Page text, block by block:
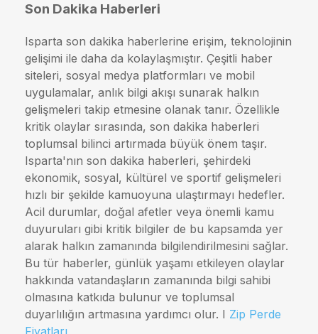
Son Dakika Haberleri
Isparta son dakika haberlerine erişim, teknolojinin
gelişimi ile daha da kolaylaşmıştır. Çeşitli haber
siteleri, sosyal medya platformları ve mobil
uygulamalar, anlık bilgi akışı sunarak halkın
gelişmeleri takip etmesine olanak tanır. Özellikle
kritik olaylar sırasında, son dakika haberleri
toplumsal bilinci artırmada büyük önem taşır.
Isparta'nın son dakika haberleri, şehirdeki
ekonomik, sosyal, kültürel ve sportif gelişmeleri
hızlı bir şekilde kamuoyuna ulaştırmayı hedefler.
Acil durumlar, doğal afetler veya önemli kamu
duyuruları gibi kritik bilgiler de bu kapsamda yer
alarak halkın zamanında bilgilendirilmesini sağlar.
Bu tür haberler, günlük yaşamı etkileyen olaylar
hakkında vatandaşların zamanında bilgi sahibi
olmasına katkıda bulunur ve toplumsal
duyarlılığın artmasına yardımcı olur. I Zip Perde
Fiyatları